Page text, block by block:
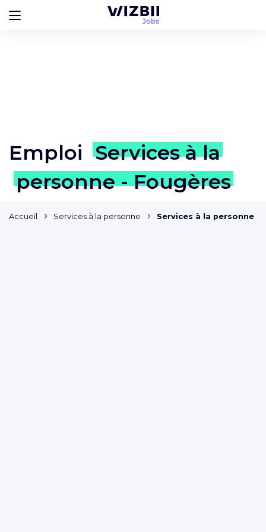
Emploi Services à la
personne - Fougères
Accueil Services à la personne Services à la personne -